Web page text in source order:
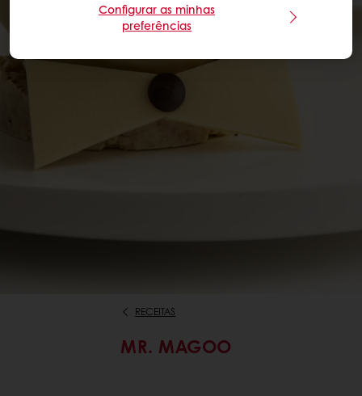
RECEITAS
MR. MAGOO
Configurar as minhas
preferências